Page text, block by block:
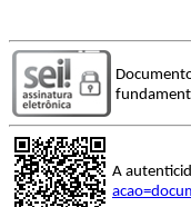
A